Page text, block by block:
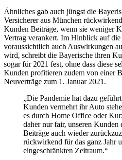
Ähnliches gab auch jüngst die
Versicherer aus München
Kunden Beiträge, wenn sie weniger
Vertrag verankert. Im Hinblick auf
voraussichtlich auch Auswirkungen
wird, schreibt die Bayerische ihren
sogar für 2021 fest, ohne dass diese
Kunden profitieren zudem von einer
Neuverträge zum 1. Januar 2021.
„Die Pandemie hat dazu
Kunden vermehrt ihr Auto
es durch Home Office oder
daher nur fair, unseren Kunden
Beiträge auch wieder
rückwirkend für das ganz Jahr
eingeschränkten Zeitraum.“